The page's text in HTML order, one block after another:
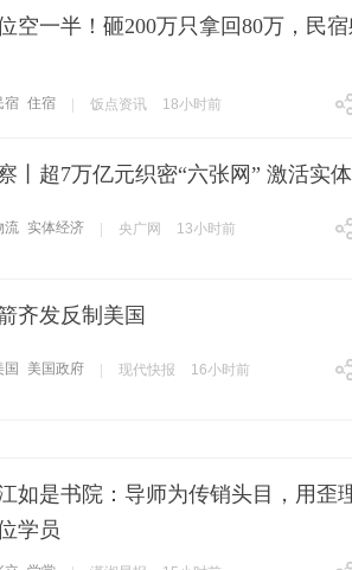
空一半！砸200万只拿回80万，民
宿 住宿 饭点资讯 18小时前
丨超7万亿元织密“六张网” 激活实
流 实体经济 央广网 13小时前
齐发反制美国
国 美国政府 现代快报 16小时前
如是书院：导师为传销头目，用歪
学员